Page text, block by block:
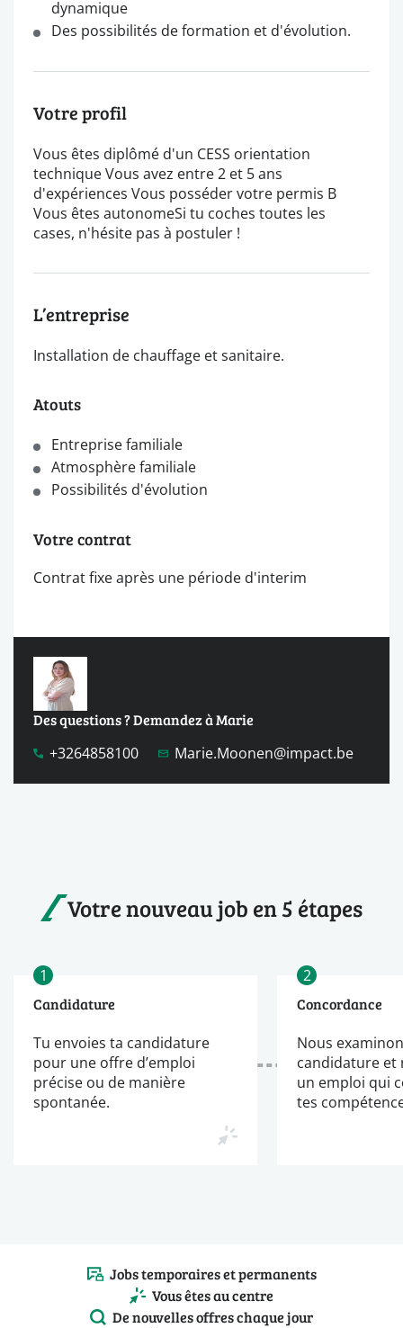
dynamique
Des possibilités de formation et d'évolution.
Votre profil
Vous êtes diplômé d'un CESS orientation
technique Vous avez entre 2 et 5 ans
d'expériences Vous posséder votre permis B
Vous êtes autonomeSi tu coches toutes les
cases, n'hésite pas à postuler !
L’entreprise
Installation de chauffage et sanitaire.
Atouts
Entreprise familiale
Atmosphère familiale
Possibilités d'évolution
Votre contrat
Contrat fixe après une période d'interim
Des questions ? Demandez à Marie
+3264858100
Marie.Moonen@impact.be
Votre nouveau job en 5 étapes
1
Candidature
Tu envoies ta candidature
pour une offre d’emploi
précise ou de manière
spontanée.
2
Concordance
Nous
candidature et
un emploi qui
tes
Jobs temporaires et permanents
Vous êtes au centre
De nouvelles offres chaque jour